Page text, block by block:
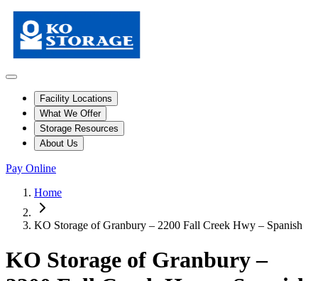
Facility Locations
What We Offer
Storage Resources
About Us
Pay Online
Home
KO Storage of Granbury – 2200 Fall Creek Hwy – Spanish
KO Storage of Granbury –